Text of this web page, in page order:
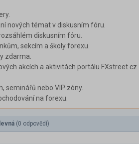
nových témat v diskusním fóru.
diskusním fóru.
sekcím a školy forexu.
zdarma.
akcích a aktivitách portálu FXstreet.cz
seminářů nebo VIP zóny.
na forexu.
(0 odpovědí)